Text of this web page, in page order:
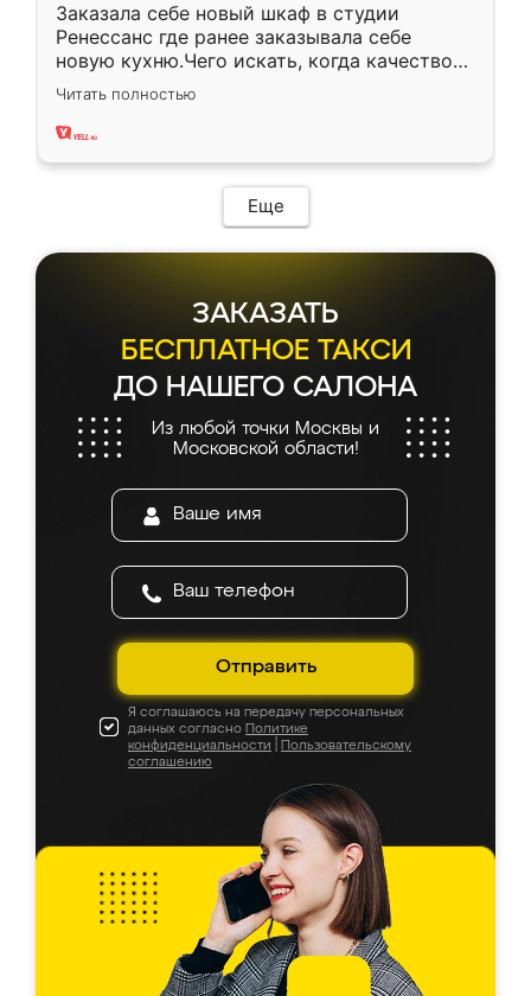
Заказала себе новый шкаф в студии
Ренессанс где ранее заказывала себе
новую кухню.Чего искать, когда качеством
вполне довольна. Служит кухня уже почти
два года, нареканий нет.
Читать полностью
Еще
ЗАКАЗАТЬ
БЕСПЛАТНОЕ ТАКСИ
ДО НАШЕГО САЛОНА
Из любой точки Москвы и
Московской области!
Отправить
Я соглашаюсь на передачу персональных
данных согласно Политике
конфиденциальности
Пользовательскому
соглашению